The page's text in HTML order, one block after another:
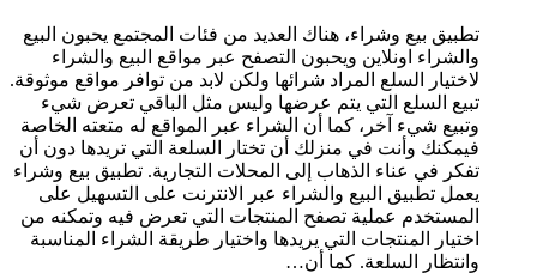
تطبيق بيع وشراء، هناك العديد من فئات المجتمع يحبون البيع
والشراء اونلاين ويحبون التصفح عبر مواقع البيع والشراء
لاختيار السلع المراد شرائها ولكن لابد من توافر مواقع موثوقة.
تبيع السلع التي يتم عرضها وليس مثل الباقي تعرض شيء
وتبيع شيء آخر، كما أن الشراء عبر المواقع له متعته الخاصة
فيمكنك وأنت في منزلك أن تختار السلعة التي تريدها دون أن
تفكر في عناء الذهاب إلى المحلات التجارية. تطبيق بيع وشراء
يعمل تطبيق البيع والشراء عبر الانترنت على التسهيل على
المستخدم عملية تصفح المنتجات التي تعرض فيه وتمكنه من
اختيار المنتجات التي يريدها واختيار طريقة الشراء المناسبة
وانتظار السلعة. كما أن…